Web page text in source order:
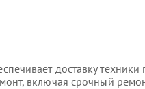
доставку
включая срочный